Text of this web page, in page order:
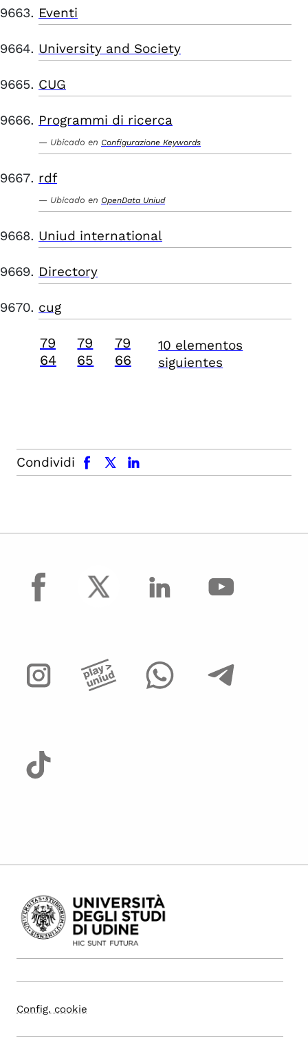
Eventi
University and Society
CUG
Programmi di ricerca
Ubicado en Configurazione Keywords
rdf
Ubicado en OpenData Uniud
Uniud international
Directory
cug
79
64
79
65
79
66
10 elementos
siguientes
Condividi
facebook x.com linkedin
facebook
Config. cookie